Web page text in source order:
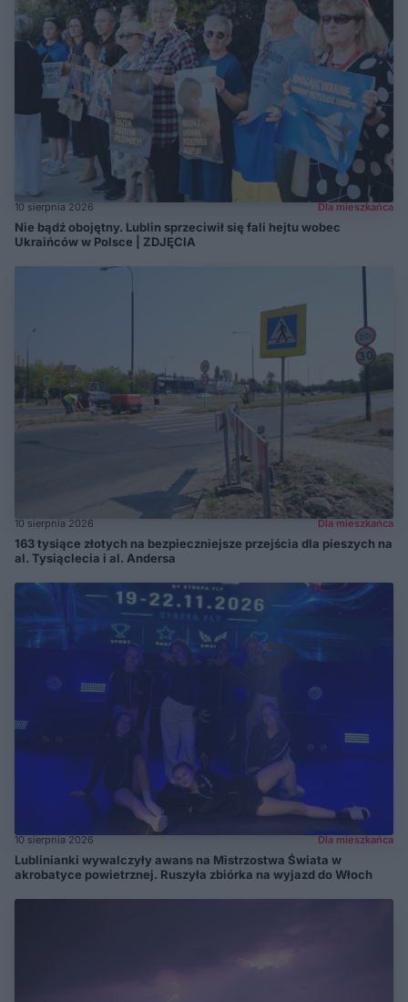
10 sierpnia 2026 Dla mieszkańca
Nie bądź obojętny. Lublin sprzeciwił się fali hejtu wobec
Ukraińców w Polsce | ZDJĘCIA
10 sierpnia 2026 Dla mieszkańca
163 tysiące złotych na bezpieczniejsze przejścia dla pieszych na
al. Tysiąclecia i al. Andersa
10 sierpnia 2026 Dla mieszkańca
Lublinianki wywalczyły awans na Mistrzostwa Świata w
akrobatyce powietrznej. Ruszyła zbiórka na wyjazd do Włoch